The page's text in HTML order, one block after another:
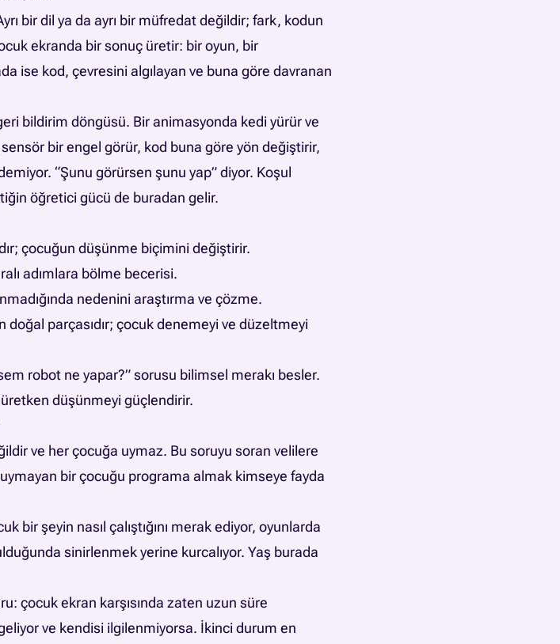
bir dil ya da ayrı bir müfredat değildir; fark, kodun
ekranda bir sonuç üretir: bir oyun, bir
ise kod, çevresini algılayan ve buna göre davranan
bildirim döngüsü. Bir animasyonda kedi yürür ve
bir engel görür, kod buna göre yön değiştirir,
“Şunu görürsen şunu yap” diyor. Koşul
öğretici gücü de buradan gelir.
çocuğun düşünme biçimini değiştirir.
adımlara bölme becerisi.
nedenini araştırma ve çözme.
doğal parçasıdır; çocuk denemeyi ve düzeltmeyi
robot ne yapar?” sorusu bilimsel merakı besler.
düşünmeyi güçlendirir.
ve her çocuğa uymaz. Bu soruyu soran velilere
bir çocuğu programa almak kimseye fayda
şeyin nasıl çalıştığını merak ediyor, oyunlarda
sinirlenmek yerine kurcalıyor. Yaş burada
çocuk ekran karşısında zaten uzun süre
ve kendisi ilgilenmiyorsa. İkinci durum en